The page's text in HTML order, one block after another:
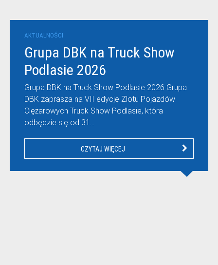
AKTUALNOŚCI
Grupa DBK na Truck Show
Podlasie 2026
Grupa DBK na Truck Show Podlasie 2026 Grupa
DBK zaprasza na VII edycję Zlotu Pojazdów
Ciężarowych Truck Show Podlasie, która
odbędzie się od 31…
CZYTAJ WIĘCEJ